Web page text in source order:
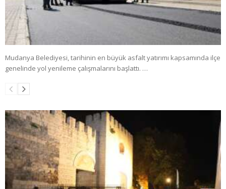
Mudanya Belediyesi, tarihinin en büyük asfalt yatırımı kapsamında ilçe
genelinde yol yenileme çalışmalarını başlattı. …